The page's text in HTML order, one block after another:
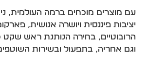
יציבות פיננסית ויושרה אנושית,
הרובוטיים, בחירה הנותנת ראש
וגם אחריה, בתפעול ובשירות